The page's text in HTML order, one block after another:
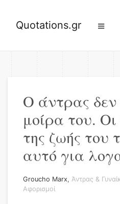
Quotations.gr
Ο άντρας δεν
μοίρα του. Οι
της ζωής του
αυτό για
Groucho Marx, Άντρας &
Αφορισμοί